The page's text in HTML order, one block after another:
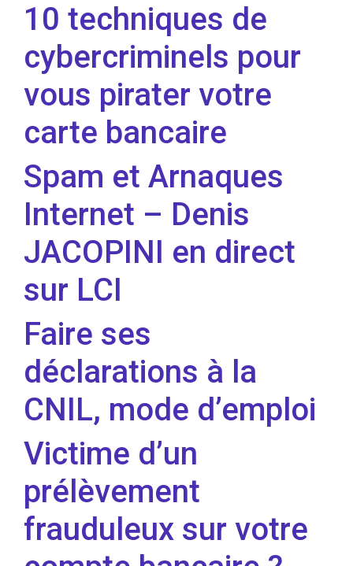
10 techniques de
cybercriminels pour
vous pirater votre
carte bancaire
Spam et Arnaques
Internet – Denis
JACOPINI en direct
sur LCI
Faire ses
déclarations à la
CNIL, mode d’emploi
Victime d’un
prélèvement
frauduleux sur votre